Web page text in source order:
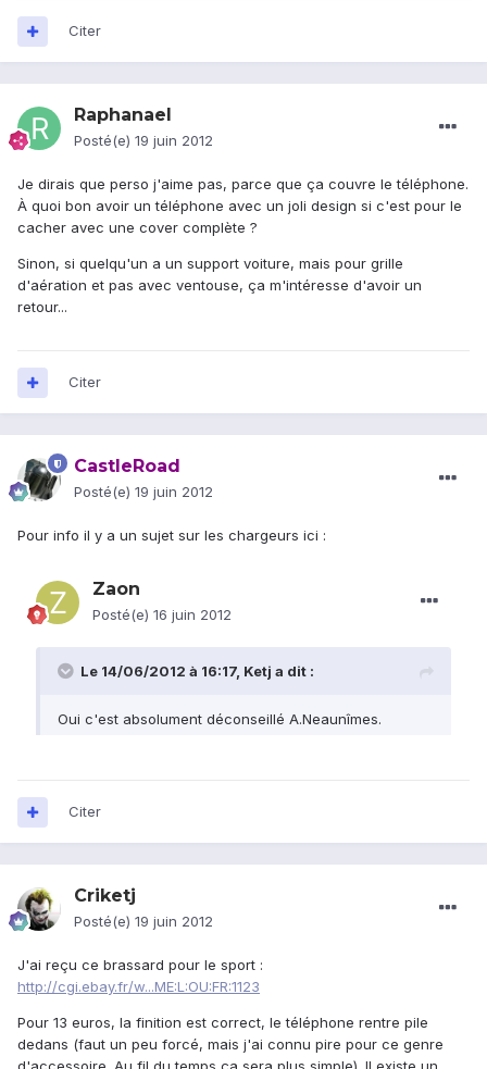
Citer
Raphanael
Posté(e) 19 juin 2012
Je dirais que perso j'aime pas, parce que ça couvre le téléphone.
À quoi bon avoir un téléphone avec un joli design si c'est pour le
cacher avec une cover complète ?
Sinon, si quelqu'un a un support voiture, mais pour grille
d'aération et pas avec ventouse, ça m'intéresse d'avoir un
retour...
Citer
CastleRoad
Posté(e) 19 juin 2012
Pour info il y a un sujet sur les chargeurs ici :
Citer
Criketj
Posté(e) 19 juin 2012
J'ai reçu ce brassard pour le sport :
http://cgi.ebay.fr/w...ME:L:OU:FR:1123
Pour 13 euros, la finition est correct, le téléphone rentre pile
dedans (faut un peu forcé, mais j'ai connu pire pour ce genre